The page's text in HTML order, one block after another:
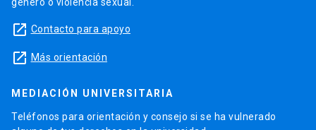
género o violencia sexual.
launch Contacto para apoyo
launch Más orientación
MEDIACIÓN UNIVERSITARIA
Teléfonos para orientación y consejo si se ha vulnerado